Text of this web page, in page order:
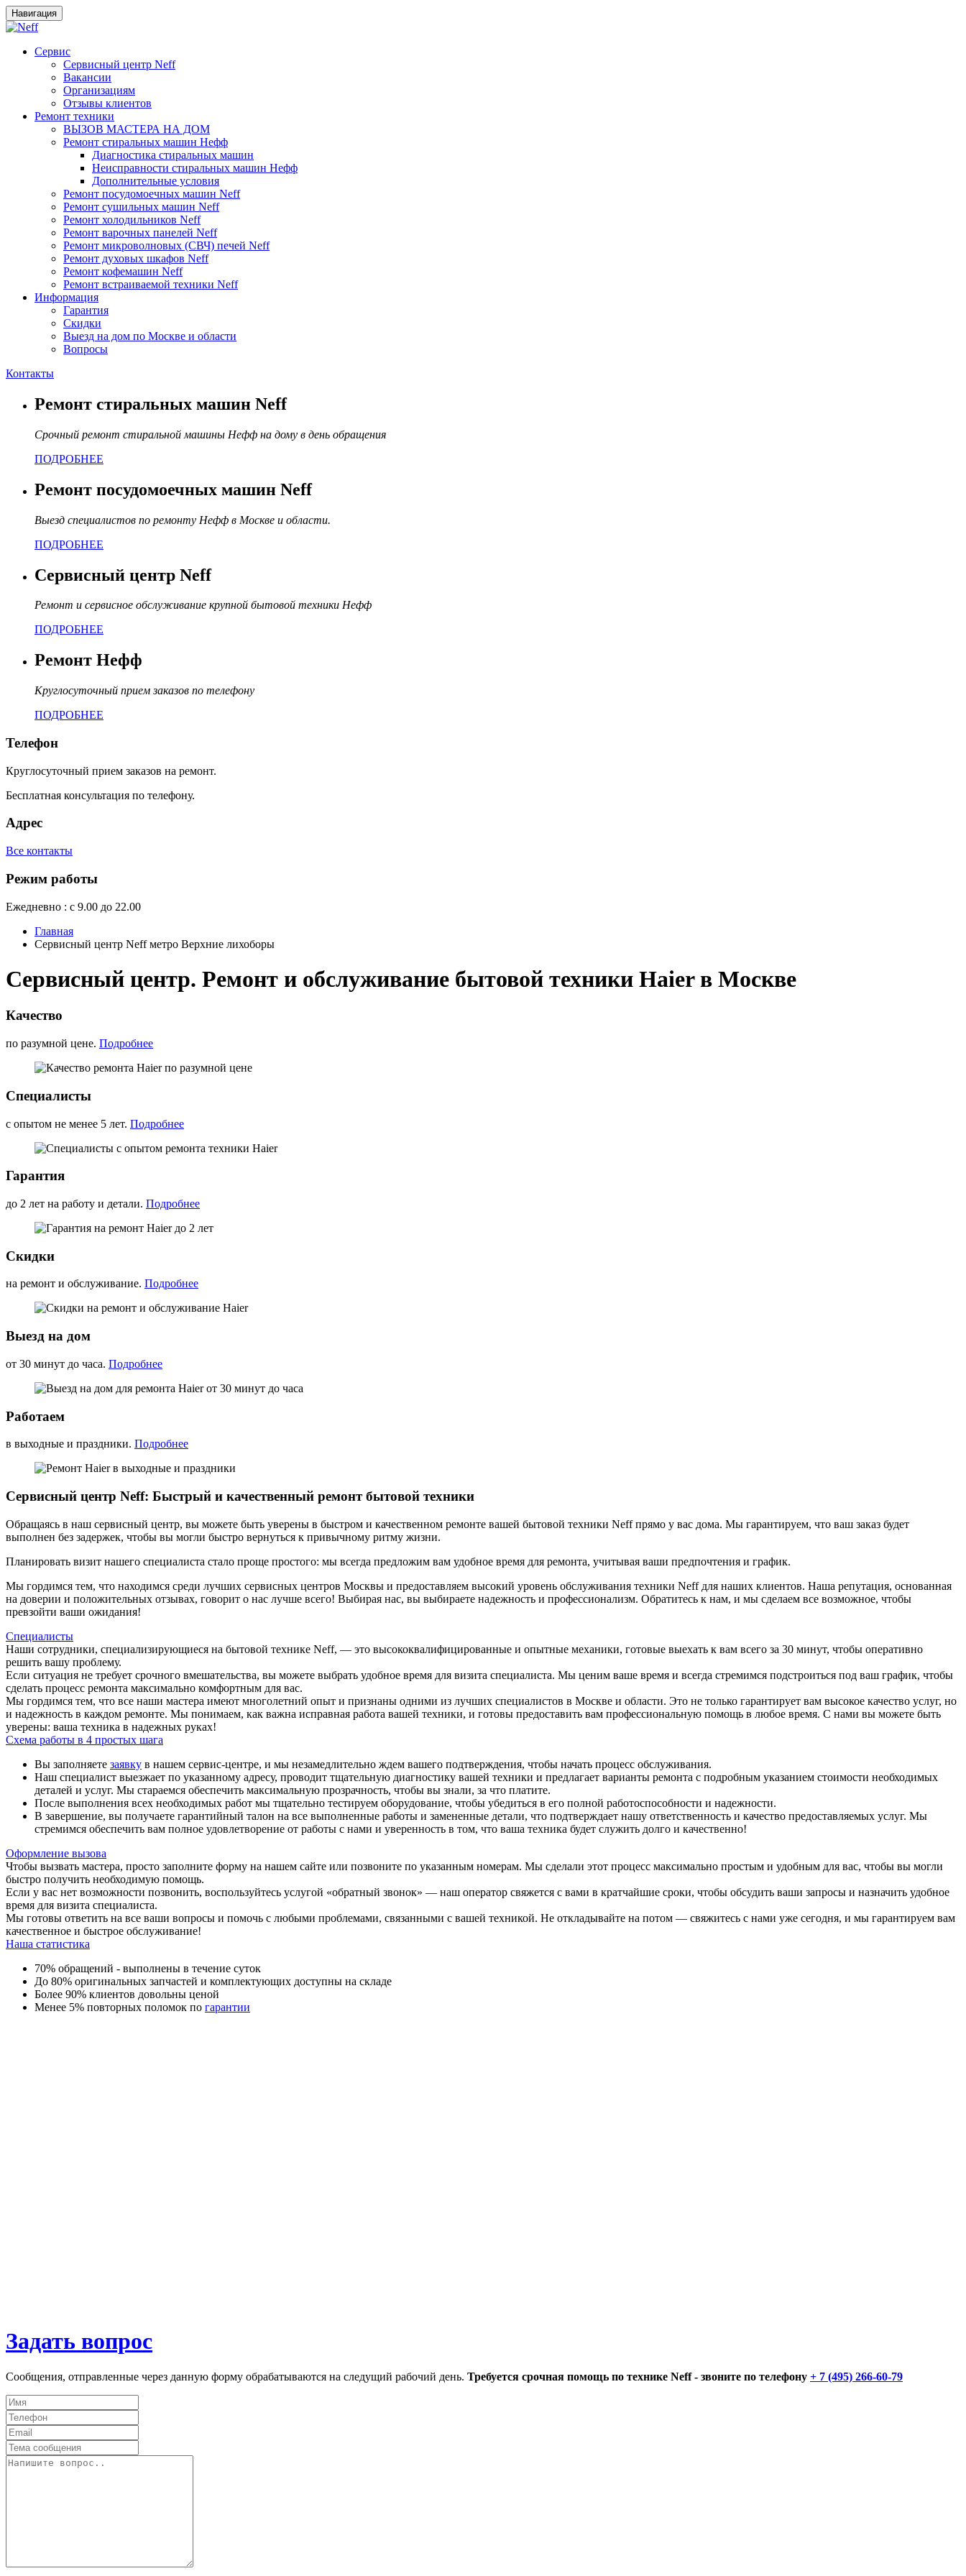
Навигация
Сервис
Сервисный центр Neff
Вакансии
Организациям
Отзывы клиентов
Ремонт техники
ВЫЗОВ МАСТЕРА НА ДОМ
Ремонт стиральных машин Нефф
Диагностика стиральных машин
Неисправности стиральных машин Нефф
Дополнительные условия
Ремонт посудомоечных машин Neff
Ремонт сушильных машин Neff
Ремонт холодильников Neff
Ремонт варочных панелей Neff
Ремонт микроволновых (СВЧ) печей Neff
Ремонт духовых шкафов Neff
Ремонт кофемашин Neff
Ремонт встраиваемой техники Neff
Информация
Гарантия
Скидки
Выезд на дом по Москве и области
Вопросы
Контакты
Ремонт стиральных машин Neff
Срочный ремонт стиральной машины Нефф на дому в день обращения
ПОДРОБНЕЕ
Ремонт посудомоечных машин Neff
Выезд специалистов по ремонту Нефф в Москве и области.
ПОДРОБНЕЕ
Сервисный центр Neff
Ремонт и сервисное обслуживание крупной бытовой техники Нефф
ПОДРОБНЕЕ
Ремонт Нефф
Круглосуточный прием заказов по телефону
ПОДРОБНЕЕ
Телефон
Круглосуточный прием заказов на ремонт.
Бесплатная консультация по телефону.
Адрес
Все контакты
Режим работы
Ежедневно : с 9.00 до 22.00
Главная
Сервисный центр Neff метро Верхние лихоборы
Сервисный центр. Ремонт и обслуживание бытовой техники Haier в Москве
Качество
по разумной цене. Подробнее
Специалисты
с опытом не менее 5 лет. Подробнее
Гарантия
до 2 лет на работу и детали. Подробнее
Скидки
на ремонт и обслуживание. Подробнее
Выезд на дом
от 30 минут до часа. Подробнее
Работаем
в выходные и праздники. Подробнее
Сервисный центр Neff: Быстрый и качественный ремонт бытовой техники
Обращаясь в наш сервисный центр, вы можете быть уверены в быстром и качественном ремонте вашей бытовой техники Neff прямо у вас дома. Мы гарантируем, что ваш заказ будет
выполнен без задержек, чтобы вы могли быстро вернуться к привычному ритму жизни.
Планировать визит нашего специалиста стало проще простого: мы всегда предложим вам удобное время для ремонта, учитывая ваши предпочтения и график.
Мы гордимся тем, что находимся среди лучших сервисных центров Москвы и предоставляем высокий уровень обслуживания техники Neff для наших клиентов. Наша репутация, основанная
на доверии и положительных отзывах, говорит о нас лучше всего! Выбирая нас, вы выбираете надежность и профессионализм. Обратитесь к нам, и мы сделаем все возможное, чтобы
превзойти ваши ожидания!
Специалисты
Наши сотрудники, специализирующиеся на бытовой технике Neff, — это высококвалифицированные и опытные механики, готовые выехать к вам всего за 30 минут, чтобы оперативно
решить вашу проблему.
Если ситуация не требует срочного вмешательства, вы можете выбрать удобное время для визита специалиста. Мы ценим ваше время и всегда стремимся подстроиться под ваш график, чтобы
сделать процесс ремонта максимально комфортным для вас.
Мы гордимся тем, что все наши мастера имеют многолетний опыт и признаны одними из лучших специалистов в Москве и области. Это не только гарантирует вам высокое качество услуг, но
и надежность в каждом ремонте. Мы понимаем, как важна исправная работа вашей техники, и готовы предоставить вам профессиональную помощь в любое время. С нами вы можете быть
уверены: ваша техника в надежных руках!
Схема работы в 4 простых шага
Вы заполняете заявку в нашем сервис-центре, и мы незамедлительно ждем вашего подтверждения, чтобы начать процесс обслуживания.
Наш специалист выезжает по указанному адресу, проводит тщательную диагностику вашей техники и предлагает варианты ремонта с подробным указанием стоимости необходимых
деталей и услуг. Мы стараемся обеспечить максимальную прозрачность, чтобы вы знали, за что платите.
После выполнения всех необходимых работ мы тщательно тестируем оборудование, чтобы убедиться в его полной работоспособности и надежности.
В завершение, вы получаете гарантийный талон на все выполненные работы и замененные детали, что подтверждает нашу ответственность и качество предоставляемых услуг. Мы
стремимся обеспечить вам полное удовлетворение от работы с нами и уверенность в том, что ваша техника будет служить долго и качественно!
Оформление вызова
Чтобы вызвать мастера, просто заполните форму на нашем сайте или позвоните по указанным номерам. Мы сделали этот процесс максимально простым и удобным для вас, чтобы вы могли
быстро получить необходимую помощь.
Если у вас нет возможности позвонить, воспользуйтесь услугой «обратный звонок» — наш оператор свяжется с вами в кратчайшие сроки, чтобы обсудить ваши запросы и назначить удобное
время для визита специалиста.
Мы готовы ответить на все ваши вопросы и помочь с любыми проблемами, связанными с вашей техникой. Не откладывайте на потом — свяжитесь с нами уже сегодня, и мы гарантируем вам
качественное и быстрое обслуживание!
Наша статистика
70% обращений - выполнены в течение суток
До 80% оригинальных запчастей и комплектующих доступны на складе
Более 90% клиентов довольны ценой
Менее 5% повторных поломок по гарантии
Задать вопрос
Сообщения, отправленные через данную форму обрабатываются на следущий рабочий день. Требуется срочная помощь по технике Neff - звоните по телефону + 7 (495) 266-60-79